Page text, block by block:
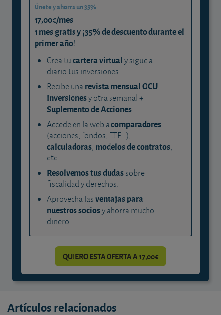
Únete y ahorra un 35%
17,00€/mes
1 mes gratis y ¡35% de descuento durante el
primer año!
Crea tucartera virtualy sigue a
diario tus inversiones.
Recibe unarevista mensual OCU
Inversionesy otra semanal +
Suplemento de Acciones.
Accede en la web acomparadores
(acciones, fondos, ETF...),
calculadoras, modelos de contratos,
etc.
Resolvemos tus dudassobre
fiscalidad y derechos.
Aprovecha lasventajas para
nuestros sociosy ahorra mucho
dinero.
QUIERO ESTA OFERTA A 17,00€
Artículos relacionados